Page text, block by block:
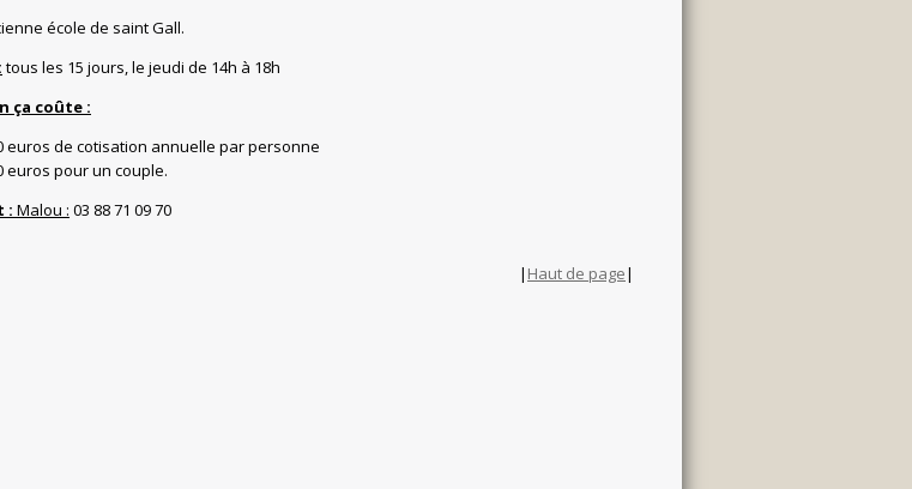
école de saint Gall.
tous les 15 jours, le jeudi de 14h à 18h
ça coûte :
euros de cotisation annuelle par personne
euros pour un couple.
: Malou : 03 88 71 09 70
| Haut de page|